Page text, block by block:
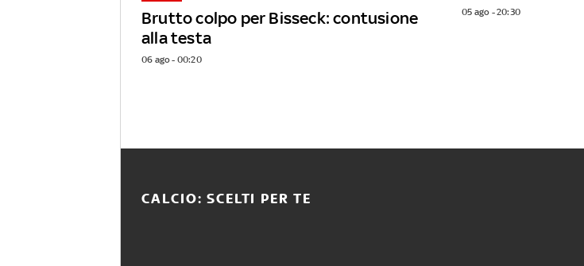
Brutto colpo per Bisseck: contusione
alla testa
06 ago - 00:20
05 ago - 20:30
CALCIO: SCELTI PER TE